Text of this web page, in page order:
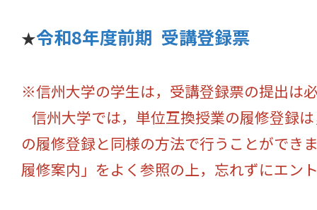
★令和8年度前期 受講登録票
※信州大学の学生は，受講登録票の提出は
信州大学では，単位互換授業の履修登録
の履修登録と同様の方法で行うことができ
履修案内」をよく参照の上，忘れずにエン